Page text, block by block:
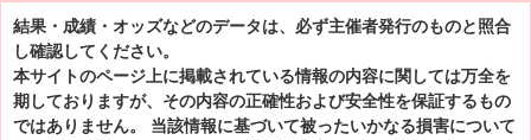
結果・成績・オッズなどのデータは、必ず主催者発行のものと照合
し確認してください。
本サイトのページ上に掲載されている情報の内容に関しては万全を
期しておりますが、その内容の正確性および安全性を保証するもの
ではありません。 当該情報に基づいて被ったいかなる損害について